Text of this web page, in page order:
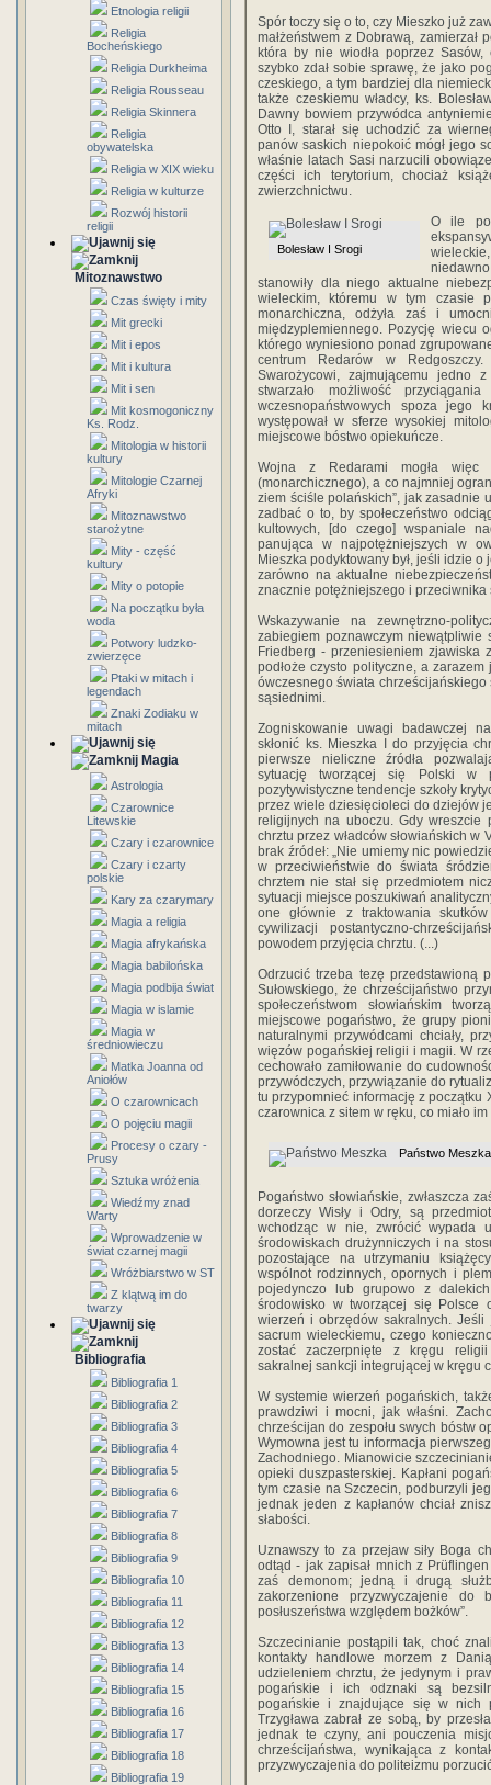
Etnologia religii
Religia
Bocheńskiego
Religia Durkheima
Religia Rousseau
Religia Skinnera
Religia
obywatelska
Religia w XIX wieku
Religia w kulturze
Rozwój historii
religii
Mitoznawstwo
Czas święty i mity
Mit grecki
Mit i epos
Mit i kultura
Mit i sen
Mit kosmogoniczny
Ks. Rodz.
Mitologia w historii
kultury
Mitologie Czarnej
Afryki
Mitoznawstwo
starożytne
Mity - część
kultury
Mity o potopie
Na początku była
woda
Potwory ludzko-
zwierzęce
Ptaki w mitach i
legendach
Znaki Zodiaku w
mitach
Magia
Astrologia
Czarownice
Litewskie
Czary i czarownice
Czary i czarty
polskie
Kary za czarymary
Magia a religia
Magia afrykańska
Magia babilońska
Magia podbija świat
Magia w islamie
Magia w
średniowieczu
Matka Joanna od
Aniołów
O czarownicach
O pojęciu magii
Procesy o czary -
Prusy
Sztuka wróżenia
Wiedźmy znad
Warty
Wprowadzenie w
świat czarnej magii
Wróżbiarstwo w ST
Z klątwą im do
twarzy
Bibliografia
Bibliografia 1
Bibliografia 2
Bibliografia 3
Bibliografia 4
Bibliografia 5
Bibliografia 6
Bibliografia 7
Bibliografia 8
Bibliografia 9
Bibliografia 10
Bibliografia 11
Bibliografia 12
Bibliografia 13
Bibliografia 14
Bibliografia 15
Bibliografia 16
Bibliografia 17
Bibliografia 18
Bibliografia 19
Spór toczy się o to, czy Mieszko już
małżeństwem z Dobrawą,
która by nie wiodła poprzez
szybko zdał sobie sprawę, że jako
czeskiego, a tym bardziej dla
także czeskiemu władcy, ks.
Dawny bowiem przywódca
Otto I, starał się uchodzić za
panów saskich niepokoić mógł jego
właśnie latach Sasi narzucili
części ich terytorium, chociaż
zwierzchnictwu.
Bolesław I Srogi
O ile
stanowiły dla niego aktualne
wieleckim, któremu w tym czasie
monarchiczna, odżyła zaś i
międzyplemiennego. Pozycję wiecu
którego wyniesiono ponad
centrum Redarów w
Swarożycowi, zajmującemu jedno
stwarzało możliwość
wczesnopaństwowych spoza
występował w sferze wysokiej
miejscowe bóstwo opiekuńcze.
Wojna z Redarami mogła więc
(monarchicznego), a co najmniej
ziem ściśle polańskich”, jak zasadnie
zadbać o to, by społeczeństwo
kultowych, [do czego] wspaniale
panująca w najpotężniejszych w
Mieszka podyktowany był, jeśli idzie
zarówno na aktualne
znacznie potężniejszego i przeciwnika
Wskazywanie na zewnętrzno-
zabiegiem poznawczym niewątpliwie
Friedberg - przeniesieniem zjawiska
podłoże czysto polityczne, a
ówczesnego świata
sąsiednimi.
Zogniskowanie uwagi badawczej
skłonić ks. Mieszka I do przyjęcia
pierwsze nieliczne źródła
sytuację tworzącej się Polski w
pozytywistyczne tendencje szkoły
przez wiele dziesięcioleci do dziejów
religijnych na uboczu. Gdy wreszcie
chrztu przez władców słowiańskich
brak źródeł: „Nie umiemy nic
w przeciwieństwie do świata
chrztem nie stał się przedmiotem
sytuacji miejsce poszukiwań
one głównie z traktowania
cywilizacji postantyczno-
powodem przyjęcia chrztu. (...)
Odrzucić trzeba tezę przedstawioną
Sułowskiego, że chrześcijaństwo
społeczeństwom słowiańskim
miejscowe pogaństwo, że grupy
naturalnymi przywódcami chciały,
więzów pogańskiej religii i magii. W
cechowało zamiłowanie do
przywódczych, przywiązanie do
tu przypomnieć informację z początku
czarownica z sitem w ręku, co miało
Państwo Meszka
Pogaństwo słowiańskie, zwłaszcza
dorzeczy Wisły i Odry, są
wchodząc w nie, zwrócić wypada
środowiskach drużynniczych i na
pozostające na utrzymaniu
wspólnot rodzinnych, opornych i
pojedynczo lub grupowo z
środowisko w tworzącej się Polsce
wierzeń i obrzędów sakralnych.
sacrum wieleckiemu, czego
zostać zaczerpnięte z kręgu religii
sakralnej sankcji integrującej w kręgu
W systemie wierzeń pogańskich,
prawdziwi i mocni, jak właśni.
chrześcijan do zespołu swych bóstw
Wymowna jest tu informacja
Zachodniego. Mianowicie
opieki duszpasterskiej. Kapłani
tym czasie na Szczecin, podburzyli
jednak jeden z kapłanów chciał
słabości.
Uznawszy to za przejaw siły Boga
odtąd - jak zapisał mnich z
zaś demonom; jedną i drugą
zakorzenione przyzwyczajenie do
posłuszeństwa względem bożków”.
Szczecinianie postąpili tak, choć
kontakty handlowe morzem z
udzieleniem chrztu, że jedynym i
pogańskie i ich odznaki są
pogańskie i znajdujące się w nich
Trzygława zabrał ze sobą, by
jednak te czyny, ani pouczenia
chrześcijaństwa, wynikająca z
przyzwyczajenia do politeizmu